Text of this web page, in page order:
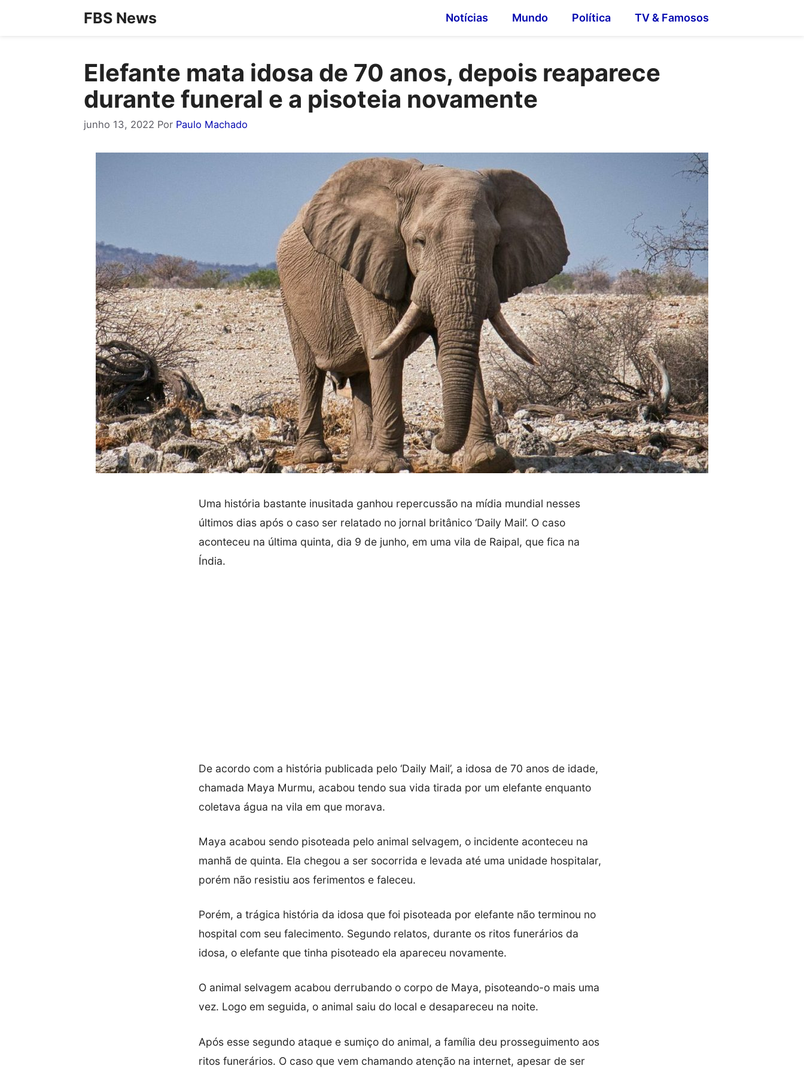
FBS News Notícias Mundo Política TV & Famosos
Elefante mata idosa de 70 anos, depois reaparece
durante funeral e a pisoteia novamente
junho 13, 2022 Por Paulo Machado
Uma história bastante inusitada ganhou repercussão na mídia mundial nesses
últimos dias após o caso ser relatado no jornal britânico ‘Daily Mail’. O caso
aconteceu na última quinta, dia 9 de junho, em uma vila de Raipal, que fica na
Índia.
De acordo com a história publicada pelo ‘Daily Mail’, a idosa de 70 anos de idade,
chamada Maya Murmu, acabou tendo sua vida tirada por um elefante enquanto
coletava água na vila em que morava.
Maya acabou sendo pisoteada pelo animal selvagem, o incidente aconteceu na
manhã de quinta. Ela chegou a ser socorrida e levada até uma unidade hospitalar,
porém não resistiu aos ferimentos e faleceu.
Porém, a trágica história da idosa que foi pisoteada por elefante não terminou no
hospital com seu falecimento. Segundo relatos, durante os ritos funerários da
idosa, o elefante que tinha pisoteado ela apareceu novamente.
O animal selvagem acabou derrubando o corpo de Maya, pisoteando-o mais uma
vez. Logo em seguida, o animal saiu do local e desapareceu na noite.
Após esse segundo ataque e sumiço do animal, a família deu prosseguimento aos
ritos funerários. O caso que vem chamando atenção na internet, apesar de ser